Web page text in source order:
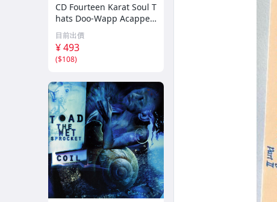
CD Fourteen Karat Soul T
hats Doo-Wapp Acappell
a PCCY00374 Canyon Int
ernational /00110
目前出價
¥ 493
($108)